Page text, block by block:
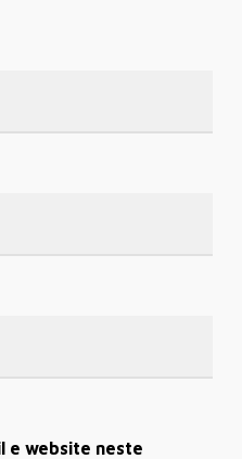
e website neste